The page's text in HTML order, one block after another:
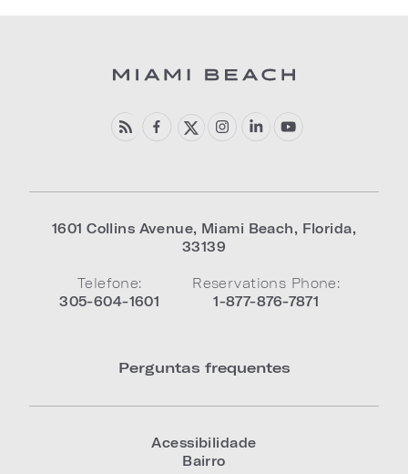
1601 Collins Avenue, Miami Beach, Florida,
33139
Telefone:
305-604-1601
Reservations Phone:
1-877-876-7871
Perguntas frequentes
Acessibilidade
Bairro